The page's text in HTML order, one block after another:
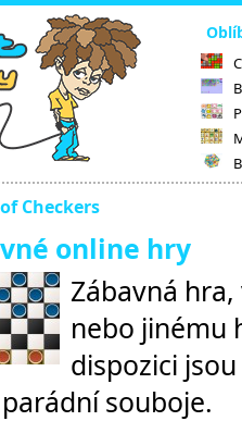
Checkers
online hry
Zábavná
nebo jinému
dispozici
souboje.